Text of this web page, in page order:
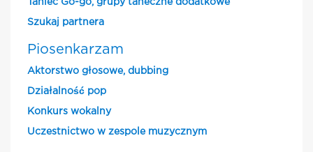
Taniec Go-go, grupy taneczne dodatkowe
Szukaj partnera
Piosenkarzam
Aktorstwo głosowe, dubbing
Działalność pop
Konkurs wokalny
Uczestnictwo w zespole muzycznym